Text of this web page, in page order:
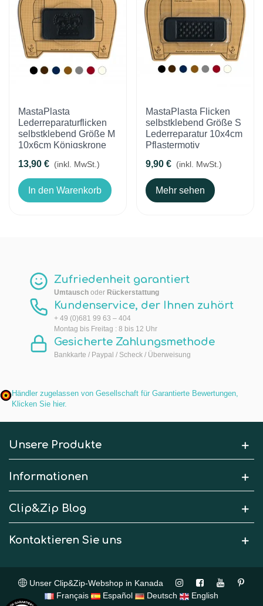
MastaPlasta
Lederreparaturflicken
selbstklebend Größe M
10x6cm Königskrone
13,90 € (inkl. MwSt.)
In den Warenkorb
MastaPlasta Flicken
selbstklebend Größe S
Lederreparatur 10x4cm
Pflastermotiv
9,90 € (inkl. MwSt.)
Mehr sehen
Zufriedenheit garantiert
Umtausch oder Rückerstattung
Kundenservice, der Ihnen zuhört
+ 49 (0)681 99 63 – 404
Montag bis Freitag : 8 bis 12 Uhr
Gesicherte Zahlungsmethode
Bankkarte / Paypal / Scheck / Überweisung
Händler zugelassen von Gesellschaft für Garantierte Bewertungen,
Klicken Sie hier.
Unsere Produkte
Informationen
Clip&Zip Blog
Kontaktieren Sie uns
Unser Clip&Zip-Webshop in Kanada
Français
Español Deutsch English